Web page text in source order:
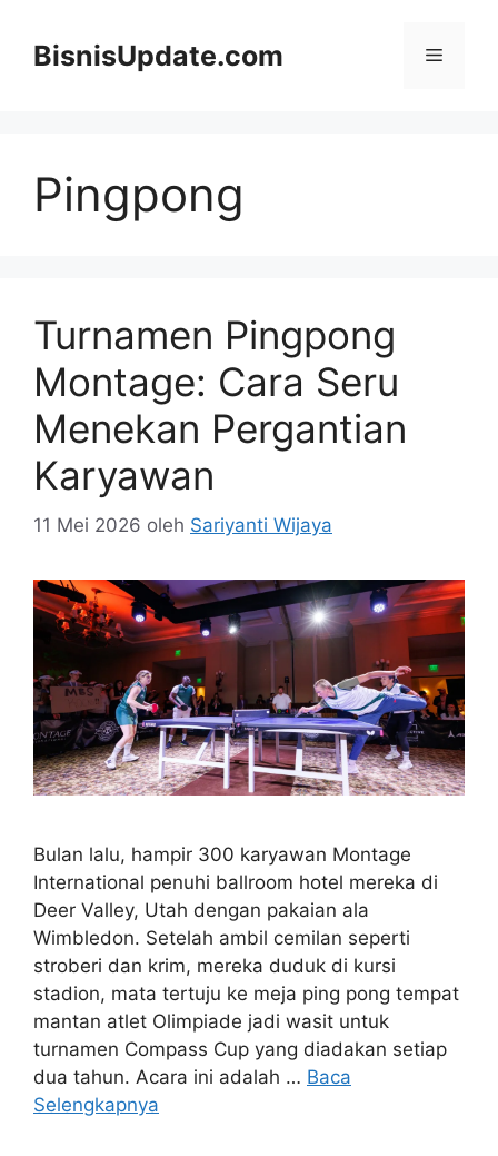
BisnisUpdate.com Menu
Pingpong
Turnamen Pingpong
Montage: Cara Seru
Menekan Pergantian
Karyawan
11 Mei 2026 oleh Sariyanti Wijaya
Bulan lalu, hampir 300 karyawan Montage
International penuhi ballroom hotel mereka di
Deer Valley, Utah dengan pakaian ala
Wimbledon. Setelah ambil cemilan seperti
stroberi dan krim, mereka duduk di kursi
stadion, mata tertuju ke meja ping pong tempat
mantan atlet Olimpiade jadi wasit untuk
turnamen Compass Cup yang diadakan setiap
dua tahun. Acara ini adalah … Baca
Selengkapnya